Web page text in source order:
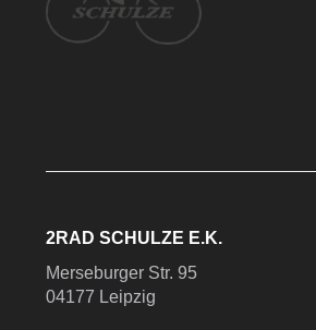
2RAD SCHULZE E.K.
Merseburger Str. 95
04177 Leipzig